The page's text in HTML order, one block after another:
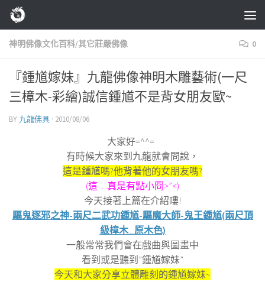
Skip to content
神明佛像文化百科/其它莊嚴佛像 0
『鍾馗嫁妹』九龍佛像神明木雕藝術(一尺
三樟木-彩繪)誠信鍾馗不是背女朋友歐~
BY 九龍佛具 · 2010/08/06
大家好=^^=
有時候大家來到九龍就會問說，
這是鍾馗嗎?他背著他的女朋友嗎?
(這…真是有點小冏>”<)
今天接著上篇在介紹嘍!
驅鬼逐邪之神-兩尺二武功鍾馗-驅魔大師-鬼王鍾馗(兩尺頂
級樟木_原木色)
一般常常我們會在戲曲與圖畫中
看到或是聽到 ”鍾馗嫁妹”
今天和大家分享立體雕刻的鍾馗嫁妹~